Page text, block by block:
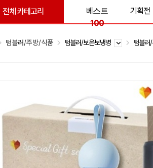
전체 카테고리
베스트
100
기획전
텀블러/주방/식품 텀블러/보온보냉병 텀블러